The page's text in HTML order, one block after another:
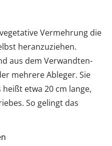
Vermehrung die
heranzuziehen.
aus dem Verwandten-
mehrere Ableger. Sie
etwa 20 cm lange,
So gelingt das